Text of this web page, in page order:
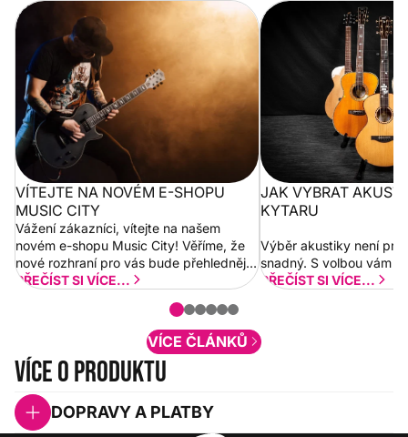
Vítejte na novém e-shopu Music
City
VÍTEJTE NA NOVÉM E-SHOPU
MUSIC CITY
Vážení zákazníci, vítejte na našem
novém e-shopu Music City! Věříme, že
nové rozhraní pro vás bude přehlednější
a rychlejší. Postupně budeme přidávat
PŘEČÍST SI VÍCE...
Jak vybrat
JAK VYBRAT
KYTARU
Výběr akustiky není pro
snadný. S volbou vám
PŘEČÍST SI VÍCE...
VÍCE ČLÁNKŮ
Více o produktu
DOPRAVY A PLATBY